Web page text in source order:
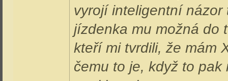
vyrojí inteligentní
jízdenka mu možná do
kteří mi tvrdili, že mám
čemu to je, když to